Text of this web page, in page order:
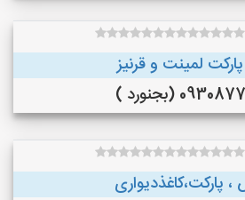
لمینت و قرنیز
(بجنورد )
پارکت،کاغذدیواری